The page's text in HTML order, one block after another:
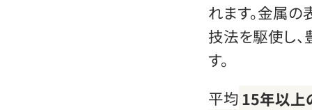
れます。金属の
技法を駆使し
す。
平均15年以上